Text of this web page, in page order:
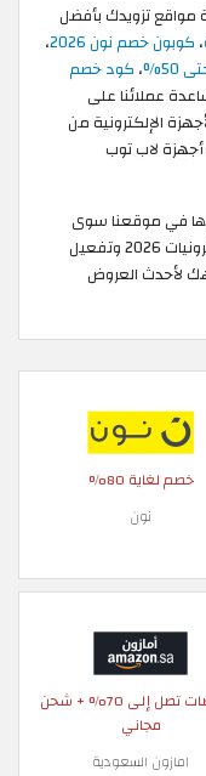
تزويدك بأفضل
، كوبون خصم نون 2026
،
، كود خصم
عملائنا على
الإلكترونية من
لاب توب
في موقعنا سوى
الدخول إلى قسم اكواد خصم وكوبونات الإلكترونيات 2026 وتفعيل
لأحدث العروض
خصم لغاية 80%
نون
تخفيضات تصل إلى 70% + شحن
مجاني
امازون السعودية